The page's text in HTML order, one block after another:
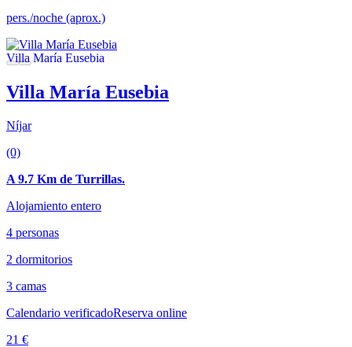
pers./noche (aprox.)
Villa María Eusebia
Níjar
(0)
A 9.7 Km de Turrillas.
Alojamiento entero
4 personas
2 dormitorios
3 camas
Calendario verificadoReserva online
21 €